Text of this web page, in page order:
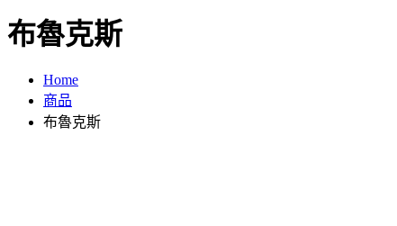
布魯克斯
Home
商品
布魯克斯